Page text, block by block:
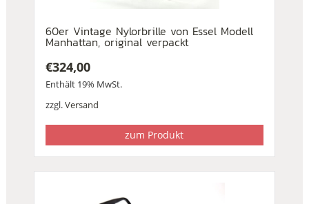
60er Vintage Nylorbrille von Essel Modell
Manhattan, original verpackt
€324,00
Enthält 19% MwSt.
zzgl.Versand
zum Produkt